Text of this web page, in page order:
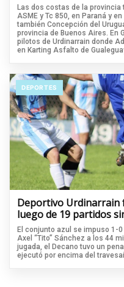
Las dos costas de la
ASME y Tc 850, en Paraná y
también Concepción del
provincia de Buenos Aires. En
pilotos de Urdinarrain donde
en Karting Asfalto de
DEPORTES
Deportivo Urdinarrain
luego de 19 partidos
El conjunto azul se impuso 1-
Axel “Tito” Sánchez a los 44
jugada, el Decano tuvo un
ejecutó por encima del